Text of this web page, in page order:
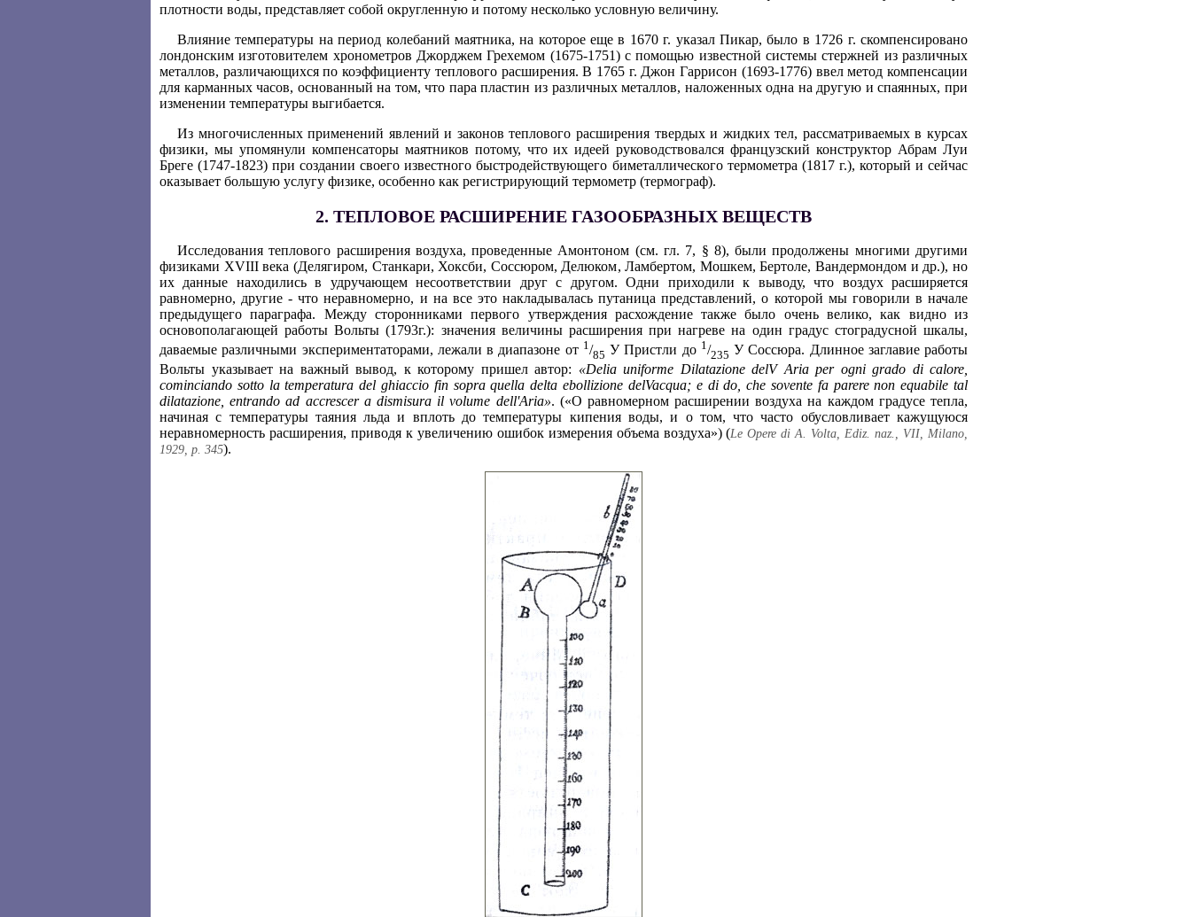
плотности воды, представляет собой округленную и потому несколько условную величину.
Влияние температуры на период колебаний маятника, на которое еще в 1670 г. указал Пикар, было в 1726 г. скомпенсировано
лондонским изготовителем хронометров Джорджем Грехемом (1675-1751) с помощью известной системы стержней из различных
металлов, различающихся по коэффициенту теплового расширения. В 1765 г. Джон Гаррисон (1693-1776) ввел метод компенсации
для карманных часов, основанный на том, что пара пластин из различных металлов, наложенных одна на другую и спаянных, при
изменении температуры выгибается.
Из многочисленных применений явлений и законов теплового расширения твердых и жидких тел, рассматриваемых в курсах
физики, мы упомянули компенсаторы маятников потому, что их идеей руководствовался французский конструктор Абрам Луи
Бреге (1747-1823) при создании своего известного быстродействующего биметаллического термометра (1817 г.), который и сейчас
оказывает большую услугу физике, особенно как регистрирующий термометр (термограф).
2. ТЕПЛОВОЕ РАСШИРЕНИЕ ГАЗООБРАЗНЫХ ВЕЩЕСТВ
Исследования теплового расширения воздуха, проведенные Амонтоном (см. гл. 7, § 8), были продолжены многими другими
физиками XVIII века (Делягиром, Станкари, Хоксби, Соссюром, Делюком, Ламбертом, Мошкем, Бертоле, Вандермондом и др.), но
их данные находились в удручающем несоответствии друг с другом. Одни приходили к выводу, что воздух расширяется
равномерно, другие - что неравномерно, и на все это накладывалась путаница представлений, о которой мы говорили в начале
предыдущего параграфа. Между сторонниками первого утверждения расхождение также было очень велико, как видно из
основополагающей работы Вольты (1793г.): значения величины расширения при нагреве на один градус стоградусной шкалы,
даваемые различными экспериментаторами, лежали в диапазоне от 1 /85 У Пристли до 1 /235 У Соссюра. Длинное заглавие работы
Вольты указывает на важный вывод, к которому пришел автор: «Delia uniforme Dilatazione delV Aria per ogni grado di calore,
cominciando sotto la temperatura del ghiaccio fin sopra quella delta ebollizione delVacqua; e di do, che sovente fa parere поп equabile tal
dilatazione, entrando ad accrescer a dismisura il volume dell'Aria». («О равномерном расширении воздуха на каждом градусе тепла,
начиная с температуры таяния льда и вплоть до температуры кипения воды, и о том, что часто обусловливает кажущуюся
неравномерность расширения, приводя к увеличению ошибок измерения объема воздуха») (Le Opere di A. Volta, Ediz. naz., VII, Milano,
1929, p. 345).